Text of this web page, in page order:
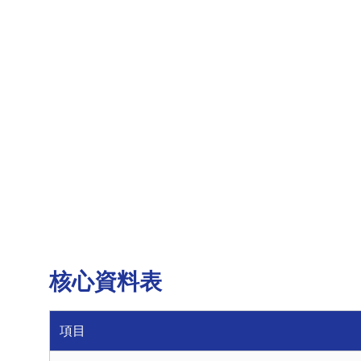
核心資料表
項目